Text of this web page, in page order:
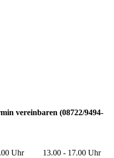
vereinbaren (08722/9494-
Uhr
13.00 - 17.00 Uhr